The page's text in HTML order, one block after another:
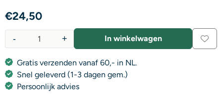
€24,50
+
- In winkelwagen
Gratis verzenden vanaf 60,- in NL.
Snel geleverd (1-3 dagen gem.)
Persoonlijk advies